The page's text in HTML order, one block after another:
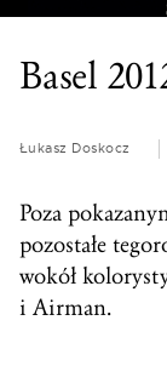
Basel
Łukasz Doskocz
Poza
pozostałe
wokół
i Airman.